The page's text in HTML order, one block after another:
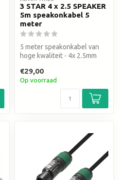
3 STAR 4 x 2.5 SPEAKER
5m speakonkabel 5
meter
5 meter speakonkabel van
hoge kwaliteit - 4x 2.5mm
€29,00
Op voorraad